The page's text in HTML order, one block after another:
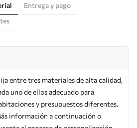
Entrega y pago
entre tres materiales de alta calidad,
uno de ellos adecuado para
y presupuestos diferentes.
información a continuación o